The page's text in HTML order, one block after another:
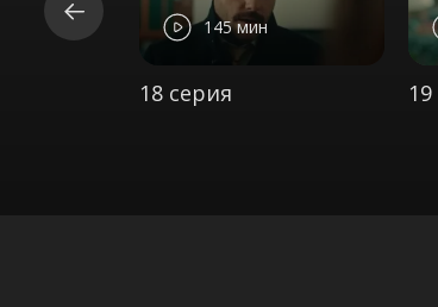
145 мин
18 серия